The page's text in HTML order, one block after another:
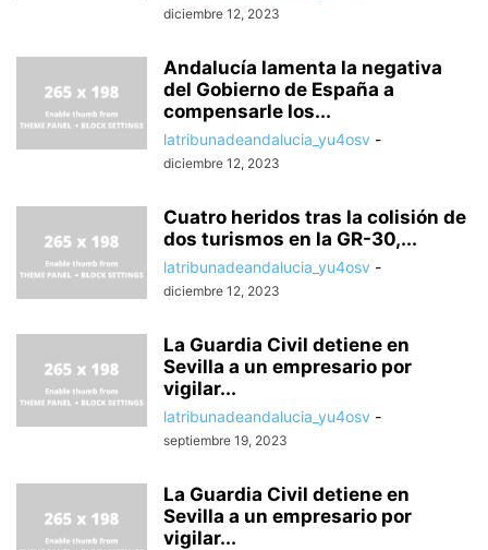
diciembre 12, 2023
Andalucía lamenta la negativa
del Gobierno de España a
compensarle los...
latribunadeandalucia_yu4osv -
diciembre 12, 2023
Cuatro heridos tras la colisión de
dos turismos en la GR-30,...
latribunadeandalucia_yu4osv -
diciembre 12, 2023
La Guardia Civil detiene en
Sevilla a un empresario por
vigilar...
latribunadeandalucia_yu4osv -
septiembre 19, 2023
La Guardia Civil detiene en
Sevilla a un empresario por
vigilar...